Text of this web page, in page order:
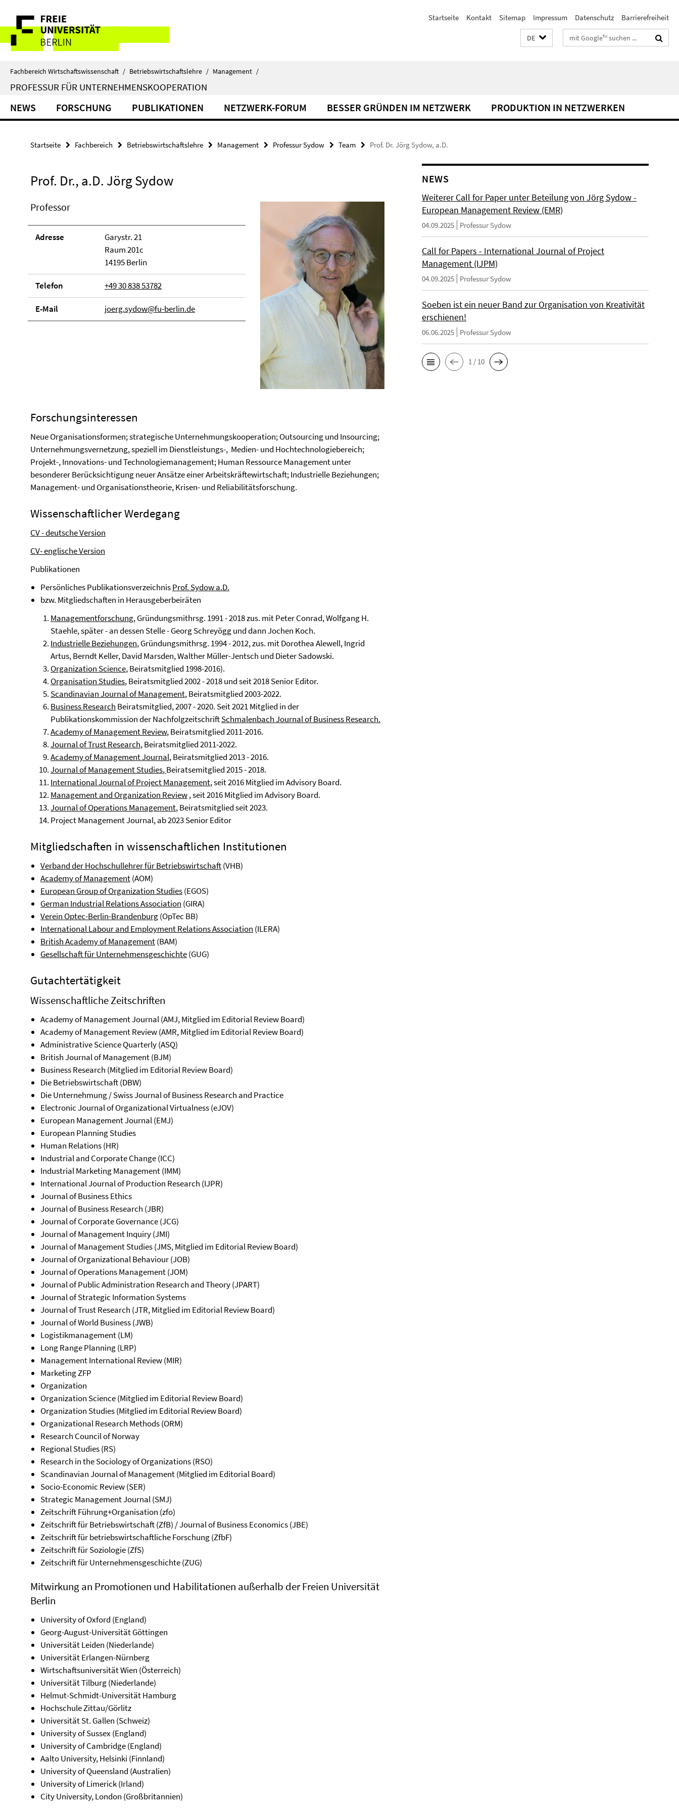
direkt
Inhalt
Service-
Navigation
Startseite Kontakt Sitemap Impressum Datenschutz Barrierefreiheit
DE Suchbegriffe
Fachbereich Wirtschaftswissenschaft / Betriebswirtschaftslehre / Management /
PROFESSUR FÜR UNTERNEHMENSKOOPERATION
NEWS FORSCHUNG PUBLIKATIONEN NETZWERK-FORUM BESSER GRÜNDEN IM NETZWERK PRODUKTION IN NETZWERKEN
Startseite Fachbereich Betriebswirtschaftslehre Management Professur Sydow Team Prof. Dr. Jörg Sydow, a.D.
Prof. Dr., a.D. Jörg Sydow
Professor
Adresse
Garystr. 21
Raum 201c
14195 Berlin
Telefon +49 30 838 53782
E-Mail joerg.sydow@fu-berlin.de
Forschungsinteressen
Neue Organisationsformen; strategische Unternehmungskooperation; Out­sourcing und Insourcing;
Unternehmungsvernetzung, speziell im Dienstleistungs-, Medien- und Hochtechnologiebereich;
Projekt-­, Innova­tions­- und Technologiemanagement; Human Ressource Management unter
besonderer Berück­sichtigung neuer Ansätze einer Arbeitskräftewirtschaft; Industrielle Beziehungen;
Management- und Organisationstheorie, Krisen- und Reliabilitätsforschung.
Wissenschaftlicher Werdegang
CV - deutsche Version
CV- englische Version
Publikationen
Persönliches PublikationsverzeichnisProf. Sydow a.D.
bzw. Mitgliedschaften in Herausgeberbeiräten
Managementforschung, Gründungsmithrsg. 1991 - 2018 zus. mit Peter Conrad, Wolfgang H.
Staehle, später - an dessen Stelle - Georg Schreyögg und dann Jochen Koch.
Industrielle Beziehungen, Gründungsmithrsg. 1994 - 2012, zus. mit Dorothea Alewell, Ingrid
Artus, Berndt Keller, David Marsden, Walther Müller-Jentsch und Dieter Sadowski.
Organization Science,Beiratsmitglied 1998-2016).
Organisation Studies, Beiratsmitglied 2002 - 2018 und seit 2018 Senior Editor.
Scandinavian Journal of Management, Beiratsmitglied 2003-2022.
Business Research Beiratsmitglied, 2007 - 2020. Seit 2021 Mitglied in der
Publikationskommission der NachfolgzeitschriftSchmalenbach Journal of Business Research.
Academy of ManagementReview, Beiratsmitglied 2011-2016.
Journal of Trust Research, Beiratsmitglied 2011-2022.
Academy of Management Journal, Beiratsmitglied 2013 - 2016.
Journal of Management Studies,Beiratsemitglied 2015 - 2018.
International Journal of Project Management, seit 2016 Mitglied im Advisory Board.
Management and Organization Review, seit 2016 Mitglied im Advisory Board.
Journal of Operations Management, Beiratsmitglied seit 2023.
Project Management Journal, ab 2023 Senior Editor
Mitgliedschaften in wissenschaftlichen Institutionen
Verband der Hochschullehrer für Betriebswirtschaft(VHB)
Academy of Management(AOM)
European Group of Organization Studies(EGOS)
German Industrial Relations Association (GIRA)
Verein Optec-Berlin-Brandenburg(OpTec BB)
International Labour and Employment Relations Association (ILERA)
British Academy of Management(BAM)
Gesellschaft für Unternehmensgeschichte(GUG)
Gutachtertätigkeit
Wissenschaftliche Zeitschriften
Academy of Management Journal (AMJ, Mitglied im Editorial Review Board)
Academy of Management Review (AMR, Mitglied im Editorial Review Board)
Administrative Science Quarterly (ASQ)
British Journal of Management (BJM)
Business Research (Mitglied im Editorial Review Board)
Die Betriebswirtschaft (DBW)
Die Unternehmung / Swiss Journal of Business Research and Practice
Electronic Journal of Organizational Virtualness (eJOV)
European Management Journal (EMJ)
European Planning Studies
Human Relations (HR)
Industrial and Corporate Change (ICC)
Industrial Marketing Management (IMM)
International Journal of Production Research (IJPR)
Journal of Business Ethics
Journal of Business Research (JBR)
Journal of Corporate Governance (JCG)
Journal of Management Inquiry (JMI)
Journal of Management Studies (JMS, Mitglied im Editorial Review Board)
Journal of Organizational Behaviour (JOB)
Journal of Operations Management (JOM)
Journal of Public Administration Research and Theory (JPART)
Journal of Strategic Information Systems
Journal of Trust Research (JTR, Mitglied im Editorial Review Board)
Journal of World Business (JWB)
Logistikmanagement (LM)
Long Range Planning (LRP)
Management International Review (MIR)
Marketing ZFP
Organization
Organization Science (Mitglied im Editorial Review Board)
Organization Studies (Mitglied im Editorial Review Board)
Organizational Research Methods (ORM)
Research Council of Norway
Regional Studies (RS)
Research in the Sociology of Organizations (RSO)
Scandinavian Journal of Management (Mitglied im Editorial Board)
Socio-Economic Review (SER)
Strategic Management Journal (SMJ)
Zeitschrift Führung+Organisation (zfo)
Zeitschrift für Betriebswirtschaft (ZfB) / Journal of Business Economics (JBE)
Zeitschrift für betriebswirtschaftliche Forschung (ZfbF)
Zeitschrift für Soziologie (ZfS)
Zeitschrift für Unternehmensgeschichte (ZUG)
Mitwirkung an Promotionen und Habilitationen außerhalb der Freien Universität
Berlin
University of Oxford (England)
Georg-August-Universität Göttingen
Universität Leiden (Niederlande)
Universität Erlangen-Nürnberg
Wirtschaftsuniversität Wien (Österreich)
Universität Tilburg (Niederlande)
Helmut-Schmidt-Universität Hamburg
Hochschule Zittau/Görlitz
Universität St. Gallen (Schweiz)
University of Sussex (England)
University of Cambridge (England)
Aalto University, Helsinki (Finnland)
University of Queensland (Australien)
University of Limerick (Irland)
City University, London (Großbritannien)
NEWS
Weiterer Call for Paper unter Beteilung von Jörg Sydow -
European Management Review (EMR)
04.09.2025 Professur Sydow
Call for Papers - International Journal of Project
Management (IJPM)
04.09.2025 Professur Sydow
Soeben ist ein neuer Band zur Organisation von Kreativität
erschienen!
06.06.2025 Professur Sydow
1 / 10